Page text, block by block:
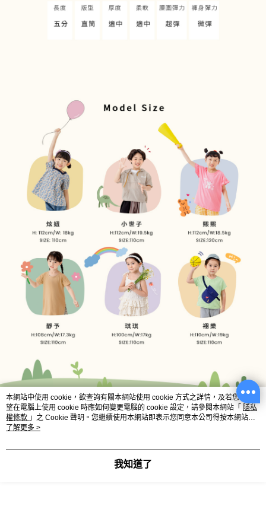
本網站中使用 cookie，欲查詢有關本網站使用 cookie 方式之詳情，及若您不希
望在電腦上使用 cookie 時應如何變更電腦的 cookie 設定，請參閱本網站「 隱私
權條款 」之 Cookie 聲明。您繼續使用本網站即表示您同意本公司得按本網站使
用條款之 Cookie 聲明使用 cookie。
了解更多 >
我知道了